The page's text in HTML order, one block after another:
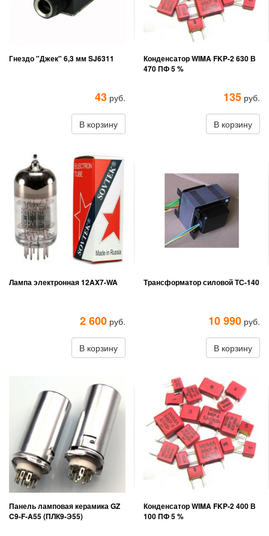
Гнездо "Джек" 6,3 мм SJ6311
43 руб.
В корзину
Конденсатор WIMA FKP-2 630 В
470 ПФ 5 %
135 руб.
В корзину
Лампа электронная 12AX7-WA
2 600 руб.
В корзину
Трансформатор силовой ТС-140
10 990 руб.
В корзину
Панель ламповая керамика GZ
C9-F-A55 (ПЛК9-Э55)
Конденсатор WIMA FKP-2 400 В
100 ПФ 5 %